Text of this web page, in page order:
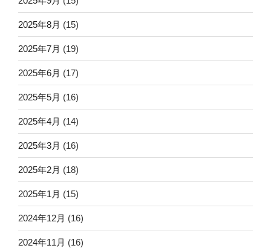
2025年8月 (15)
2025年7月 (19)
2025年6月 (17)
2025年5月 (16)
2025年4月 (14)
2025年3月 (16)
2025年2月 (18)
2025年1月 (15)
2024年12月 (16)
2024年11月 (16)